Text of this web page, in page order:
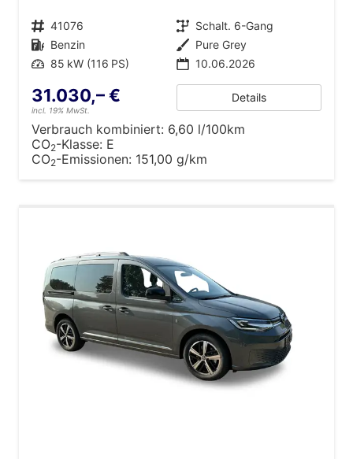
Fahrzeugnr. 41076 Getriebe Schalt. 6-Gang
Kraftstoff Benzin Außenfarbe Pure Grey
Leistung 85 kW (116 PS) 10.06.2026
31.030,– €
incl. 19% MwSt.
Details
Verbrauch kombiniert: 6,60 l/100km
CO2-Klasse: E
CO2-Emissionen: 151,00 g/km